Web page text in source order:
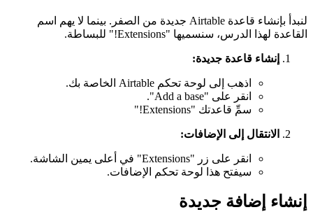
لنبدأ بإنشاء قاعدة Airtable جديدة من الصفر. بينما لا يهم اسم
القاعدة لهذا الدرس، سنسميها "Extensions!" للبساطة.
إنشاء قاعدة جديدة:
اذهب إلى لوحة تحكم Airtable الخاصة بك.
انقر على "Add a base".
سمِّ قاعدتك "Extensions!"
الانتقال إلى الإضافات:
انقر على زر "Extensions" في أعلى يمين الشاشة.
سيفتح هذا لوحة تحكم الإضافات.
إنشاء إضافة جديدة